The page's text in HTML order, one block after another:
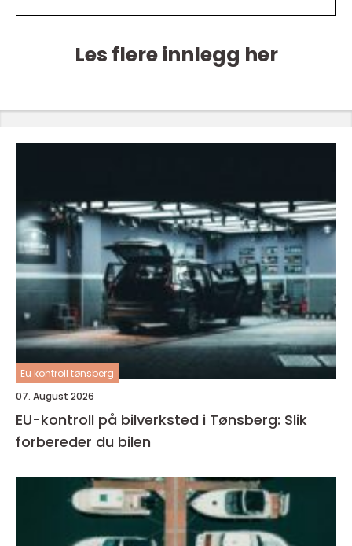
Les flere innlegg her
Eu kontroll tønsberg
07. August 2026
EU-kontroll på bilverksted i Tønsberg: Slik
forbereder du bilen